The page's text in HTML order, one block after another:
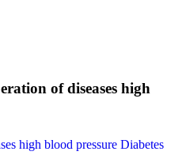
of diseases high